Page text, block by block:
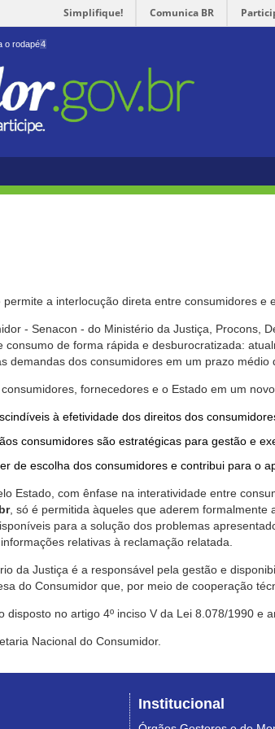
Simplifique! Comunica BR
o rodapé4
a interlocução direta entre consumidores e
- Senacon - do Ministério da Justiça, Procons,
de forma rápida e desburocratizada:
demandas dos consumidores em um prazo médio
fornecedores e o Estado em um
à efetividade dos direitos dos
consumidores são estratégicas para gestão e
de escolha dos consumidores e contribui para o
Estado, com ênfase na interatividade entre
, só é permitida àqueles que aderem
para a solução dos problemas
relativas à reclamação relatada.
da Justiça é a responsável pela gestão e
do Consumidor que, por meio de cooperação
no artigo 4º inciso V da Lei 8.078/1990 e
Nacional do Consumidor.
Institucional